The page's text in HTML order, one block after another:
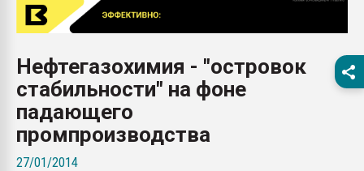
Помощь в подборе
Вакуум-формовочные
Подмосковье, Москва
28.07.2026
Нефтегазохимия - "островок
стабильности" на фоне
падающего
промпроизводства
27/01/2014